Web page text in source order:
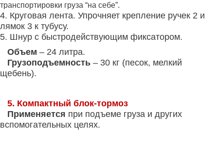
транспортировки груза “на себе”.
4. Круговая лента. Упрочняет крепление ручек 2 и
лямок 3 к тубусу.
5. Шнур с быстродействующим фиксатором.
Объем – 24 литра.
Грузоподъемность – 30 кг (песок, мелкий
щебень).
5. Компактный блок-тормоз
Применяется при подъеме груза и других
вспомогательных целях.